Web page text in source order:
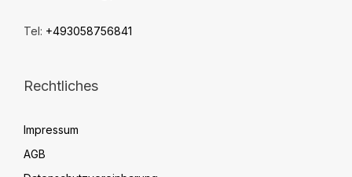
Tel: +493058756841
Rechtliches
Impressum
AGB